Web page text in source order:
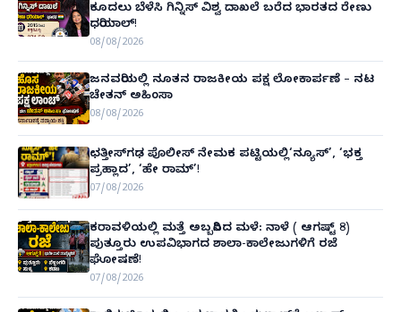
ಕೂದಲು ಬೆಳೆಸಿ ಗಿನ್ನಿಸ್ ವಿಶ್ವ ದಾಖಲೆ ಬರೆದ ಭಾರತದ ರೇಣು
ಧರಿಯಾಲ್!
08/08/2026
ಜನವರಿಯಲ್ಲಿ ನೂತನ ರಾಜಕೀಯ ಪಕ್ಷ ಲೋಕಾರ್ಪಣೆ – ನಟ
ಚೇತನ್ ಅಹಿಂಸಾ
08/08/2026
ಛತ್ತೀಸ್‌ಗಢ ಪೊಲೀಸ್ ನೇಮಕ ಪಟ್ಟಿಯಲ್ಲಿ‘ನ್ಯೂಸ್’, ‘ಭಕ್ತ
ಪ್ರಹ್ಲಾದ’, ‘ಹೇ ರಾಮ್’!
07/08/2026
ಕರಾವಳಿಯಲ್ಲಿ ಮತ್ತೆ ಅಬ್ಬರಿಸಿದ ಮಳೆ: ನಾಳೆ ( ಆಗಷ್ಟ್ 8)
ಪುತ್ತೂರು ಉಪವಿಭಾಗದ ಶಾಲಾ-ಕಾಲೇಜುಗಳಿಗೆ ರಜೆ
ಘೋಷಣೆ!
07/08/2026